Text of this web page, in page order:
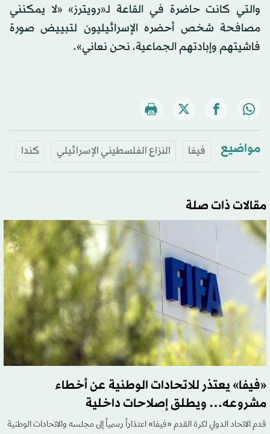
والتي كانت حاضرة في القاعة لـ«رويترز» «لا يمكنني
مصافحة شخص أحضره الإسرائيليون لتبييض صورة
فاشيتهم وإبادتهم الجماعية، نحن نعاني».
مواضيع فيفا النزاع الفلسطيني الإسرائيلي كندا
مقالات ذات صلة
«فيفا» يعتذر للاتحادات الوطنية عن أخطاء
مشروعه… ويطلق إصلاحات داخلية
قدم الاتحاد الدولي لكرة القدم «فيفا» اعتذاراً رسمياً إلى مجلسه والاتحادات الوطنية